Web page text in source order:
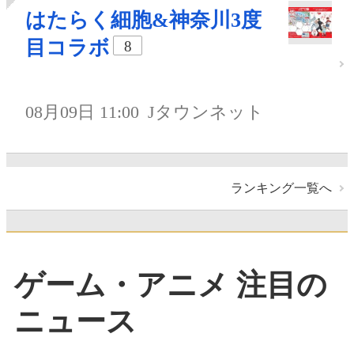
はたらく細胞&神奈川3度
目コラボ
8
08月09日 11:00 Jタウンネット
ランキング一覧へ
ゲーム・アニメ 注目の
ニュース